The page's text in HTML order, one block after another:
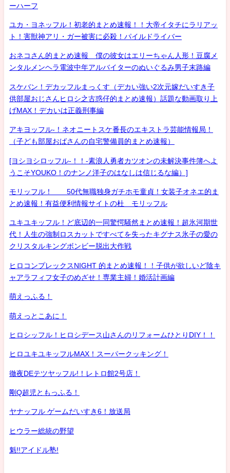
ーハーフ
ユカ・ヨネッフル！初老的まとめ速報！！大帝イタチにラリアッ
ト！害獣神アリ・ガー被害に必殺！パイルドライバー
おネコさん的まとめ速報 僕の彼女はエリーちゃん人形！豆腐メ
ンタルメンヘラ電波中年アルバイターのぬいぐるみ男子末路編
スケバン！デカッフルまっくす（デカい強い2次元嫁だいすき子
供部屋おじさんヒロシ之古惑仔的まとめ速報）話題な動画取り上
げMAX！デカいは正義刑事編
アキヨッフル-！ネオニートスケ番長のエキストラ芸能情報局！
（子ども部屋おばさんの自宅警備員的まとめ速報）
[ヨシヨシロッフル-！！-素浪人勇者カツオンの未解決事件簿へよ
うこそYOUKO！のナンノ洋子のはなしは信じるな編）]
モリッフル！ 50代無職独身ガチホモ童貞！女装子オネエ的ま
とめ速報！有益便利情報サイトの杜 モリッフル
ユキユキッフル！ど底辺的一同驚愕騒然まとめ速報！超氷河期世
代！人生の強制ロスカットですべてを失ったキグナス氷子の愛の
クリスタルキングボンビー脱出大作戦
ヒロコンプレックスNIGHT 的まとめ速報！！子供が欲しいど陰キ
ャアラフィフ女子のめざせ！専業主婦！婚活計画編
萌えっふる！
萌えっとこあに！
ヒロシッフル！ヒロシデース山さんのリフォームひとりDIY！！
ヒロユキユキッフルMAX！スーパークッキング！
徹夜DEテツヤッフル!！レトロ館2号店！
剛Q超児ともっふる！
ヤナッフル ゲームだいすき6！放送局
ヒウラー総統の野望
魁!!アイドル塾!